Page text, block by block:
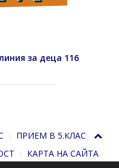
за деца 116
ПРИЕМ В 5.КЛАС
КАРТА НА САЙТА